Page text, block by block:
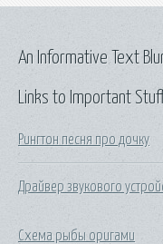
Links to Important
Рингтон песня про дочку
Драйвер звукового
Схема рыбы оригами
An Informative Text